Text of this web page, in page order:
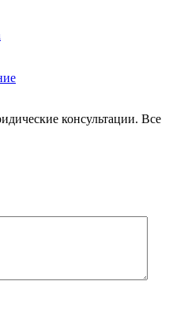
консультации. Все